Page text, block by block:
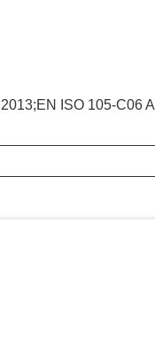
ISO 105-C06